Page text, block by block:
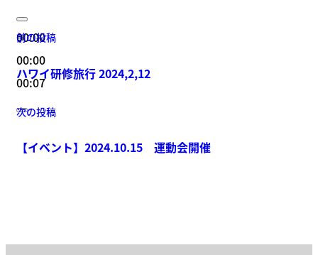
00:00
00:00
00:07
前の投稿
ハワイ研修旅行 2024,2,12
次の投稿
【イベント】2024.10.15 運動会開催